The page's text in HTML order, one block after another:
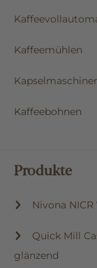
Kaffeemühlen
Kaffeebohnen
Produkte
Nivona
Quick Mill
glänzend